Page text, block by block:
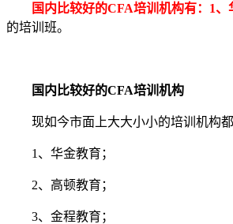
国内比较好的CFA培训机构有：1
的培训班。
国内比较好的CFA培训机构
现如今市面上大大小小的培训机构都
1、华金教育；
2、高顿教育；
3、金程教育；